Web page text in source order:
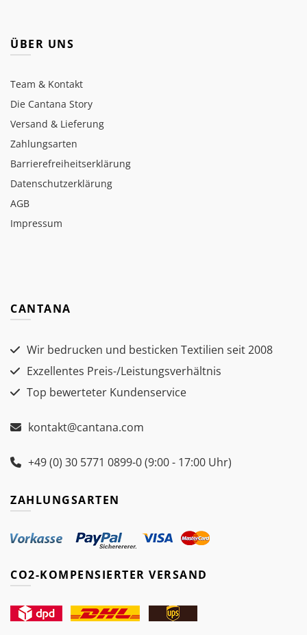
ÜBER UNS
Team & Kontakt
Die Cantana Story
Versand & Lieferung
Zahlungsarten
Barrierefreiheitserklärung
Datenschutzerklärung
AGB
Impressum
CANTANA
Wir bedrucken und besticken Textilien seit 2008
Exzellentes Preis-/Leistungsverhältnis
Top bewerteter Kundenservice
kontakt@cantana.com
+49 (0) 30 5771 0899-0 (9:00 - 17:00 Uhr)
ZAHLUNGSARTEN
CO2-KOMPENSIERTER VERSAND